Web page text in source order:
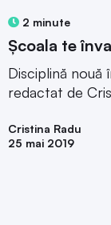
2 minute
Școala te
Disciplină
redactat de
Cristina Radu
25 mai 2019